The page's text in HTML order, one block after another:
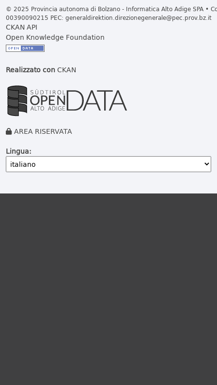
© 2025 Provincia autonoma di Bolzano - Informatica Alto Adige SPA •
00390090215 PEC: generaldirektion.direzionegenerale@pec.prov.bz.it
CKAN API
Open Knowledge Foundation
Realizzato conCKAN
AREA RISERVATA
Lingua